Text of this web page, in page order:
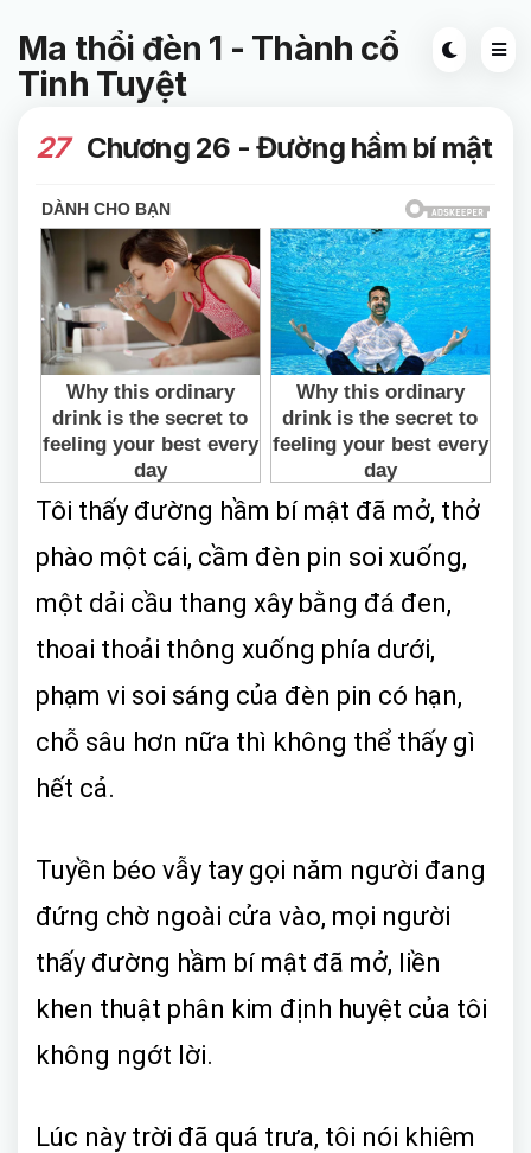
Ma thổi đèn 1 - Thành cổ
Tinh Tuyệt
27 Chương 26 - Đường hầm bí mật
Tôi thấy đường hầm bí mật đã mở, thở
phào một cái, cầm đèn pin soi xuống,
một dải cầu thang xây bằng đá đen,
thoai thoải thông xuống phía dưới,
phạm vi soi sáng của đèn pin có hạn,
chỗ sâu hơn nữa thì không thể thấy gì
hết cả.
Tuyền béo vẫy tay gọi năm người đang
đứng chờ ngoài cửa vào, mọi người
thấy đường hầm bí mật đã mở, liền
khen thuật phân kim định huyệt của tôi
không ngớt lời.
Lúc này trời đã quá trưa, tôi nói khiêm